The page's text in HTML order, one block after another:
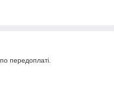
передоплаті.